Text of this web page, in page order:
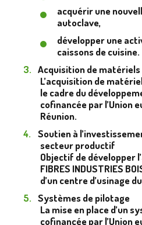
acquérir une
autoclave,
développer une
caissons de cuisine.
Acquisition de
L’acquisition de
le cadre du
cofinancée par l’Union
Réunion.
Soutien à
secteur productif
Objectif de développer
FIBRES INDUSTRIES
d’un centre d’usinage
Systèmes de pilotage
La mise en place d’un
cofinancée par l’Union